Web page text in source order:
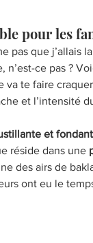
pour les
pas que j’allais
n’est-ce pas ?
va te faire
et l’intensité
et
réside dans une
des airs de
ont eu le